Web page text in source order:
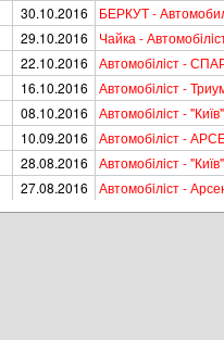
30.10.2016
БЕРКУТ -
29.10.2016
Чайка -
22.10.2016
Автомобiлiст -
16.10.2016
Автомобiлiст -
08.10.2016
Автомобiлiст - "Київ"
10.09.2016
Автомобiлiст -
28.08.2016
Автомобiлiст - "Київ"
27.08.2016 Автомобiлiст -